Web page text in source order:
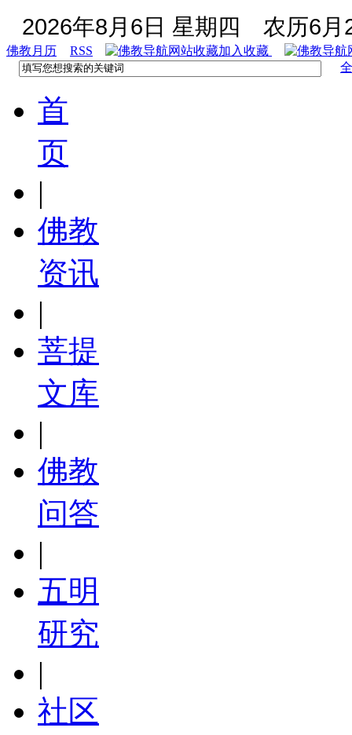
2026年8月6日 星期四 农历6月
佛教月历 RSS
加入收藏
首
页
|
佛教
资讯
|
菩提
文库
|
佛教
问答
|
五明
研究
|
社区